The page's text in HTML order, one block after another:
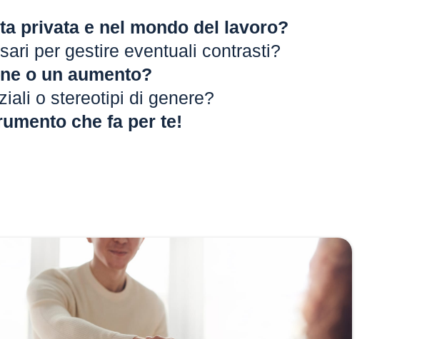
privata e nel mondo del lavoro?
per gestire eventuali contrasti?
o un aumento?
o stereotipi di genere?
che fa per te!